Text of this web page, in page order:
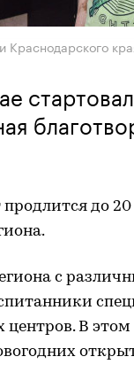
до
с
В этом